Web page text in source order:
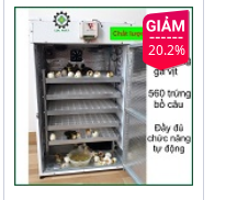
20.2%